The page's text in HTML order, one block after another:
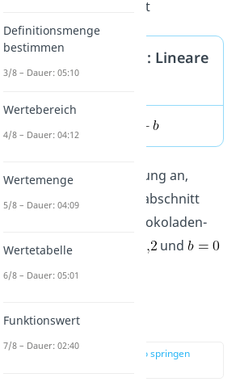
Funktionen darstellen mit
Funktionsgleichung: Lineare
Funktionen
Das
gibt hier die Steigung an,
während
den y-Achsenabschnitt
darstellt. In unserem Schokoladen-
Beispiel war somit
und
Steigung
zur Stelle im Video springen
Definitionsmenge
bestimmen
3/8 – Dauer: 05:10
Wertebereich
4/8 – Dauer: 04:12
Wertemenge
5/8 – Dauer: 04:09
Wertetabelle
6/8 – Dauer: 05:01
Funktionswert
7/8 – Dauer: 02:40